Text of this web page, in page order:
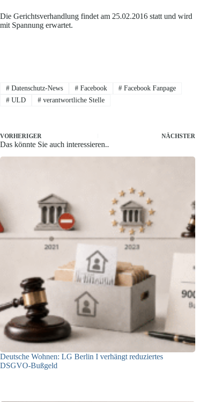
Die Gerichtsverhandlung findet am 25.02.2016 statt und wird
mit Spannung erwartet.
#Datenschutz-News #Facebook # Facebook Fanpage
#ULD #verantwortliche Stelle
VORHERIGER NÄCHSTER
Das könnte Sie auch interessieren..
Deutsche Wohnen: LG Berlin I verhängt reduziertes
DSGVO-Bußgeld